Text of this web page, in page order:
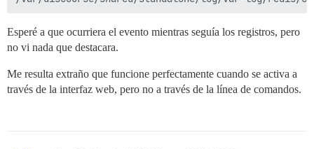
Esperé a que ocurriera el evento mientras seguía los registros, pero
no vi nada que destacara.
Me resulta extraño que funcione perfectamente cuando se activa a
través de la interfaz web, pero no a través de la línea de comandos.